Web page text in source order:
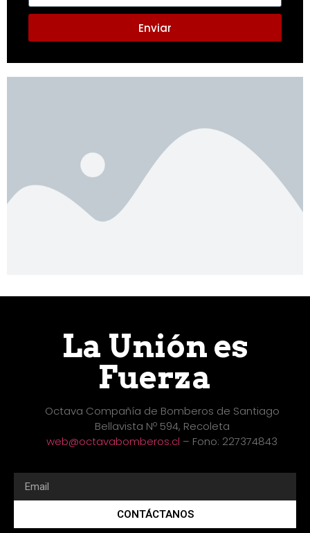
Enviar
La Unión es
Fuerza
Octava Compañía de Bomberos de Santiago
Bellavista Nº 594, Recoleta
web@octavabomberos.cl – Fono: 227374843
CONTÁCTANOS